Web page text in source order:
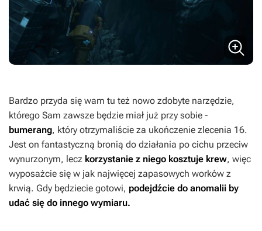
Bardzo przyda się wam tu też nowo zdobyte narzędzie,
którego Sam zawsze będzie miał już przy sobie -
bumerang, który otrzymaliście za ukończenie zlecenia 16.
Jest on fantastyczną bronią do działania po cichu przeciw
wynurzonym, lecz korzystanie z niego kosztuje krew, więc
wyposażcie się w jak najwięcej zapasowych worków z
krwią. Gdy będziecie gotowi, podejdźcie do anomalii by
udać się do innego wymiaru.